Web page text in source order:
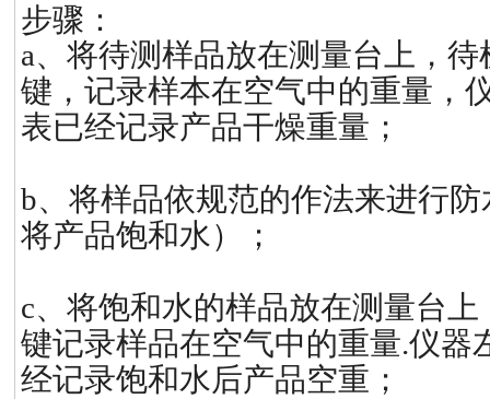
步骤：
a、将待测样品放在测量台上，
键，记录样本在空气中的重量，
表已经记录产品干燥重量；
b、将样品依规范的作法来进行
将产品饱和水）；
c、将饱和水的样品放在测量台
键记录样品在空气中的重量.仪器
经记录饱和水后产品空重；